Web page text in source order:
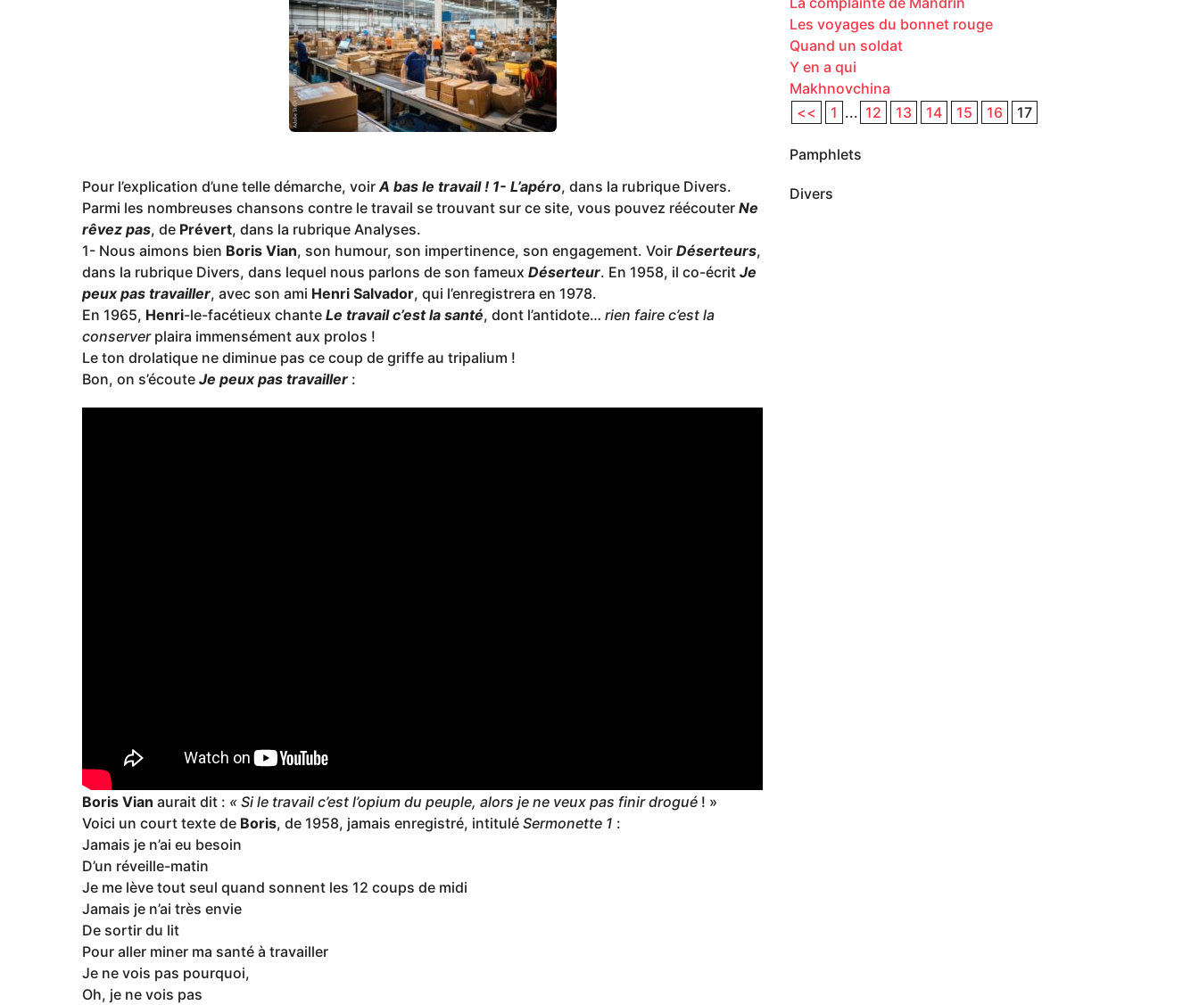
Pour l’explication d’une telle démarche, voirA bas le travail ! 1- L’apéro, dans la rubrique Divers.
Parmi les nombreuses chansons contre le travail se trouvant sur ce site, vous pouvez réécouter Ne
rêvez pas, de Prévert, dans la rubrique Analyses.
1- Nous aimons bien Boris Vian, son humour, son impertinence, son engagement. Voir Déserteurs,
dans la rubrique Divers, dans lequel nous parlons de son fameux Déserteur. En 1958, il co-écrit Je
peux pas travailler, avec son ami Henri Salvador, qui l’enregistrera en 1978.
En 1965, Henri-le-facétieux chante Le travail c’est la santé, dont l’antidote… rien faire c’est la
conserverplaira immensément aux prolos !
Le ton drolatique ne diminue pas ce coup de griffe au tripalium !
Bon, on s’écoute Je peux pas travailler :
Boris Vian aurait dit : « Si le travail c’est l’opium du peuple, alors je ne veux pas finir drogué ! »
Voici un court texte de Boris, de 1958, jamais enregistré, intitulé Sermonette 1 :
Jamais je n’ai eu besoin
D’un réveille-matin
Je me lève tout seul quand sonnent les 12 coups de midi
Jamais je n’ai très envie
De sortir du lit
Pour aller miner ma santé à travailler
Je ne vois pas pourquoi,
Oh, je ne vois pas
Les voyages du bonnet rouge
Quand un soldat
Y en a qui
Makhnovchina
<<
1 ... 12 13 14 15 16 17
Pamphlets
Divers